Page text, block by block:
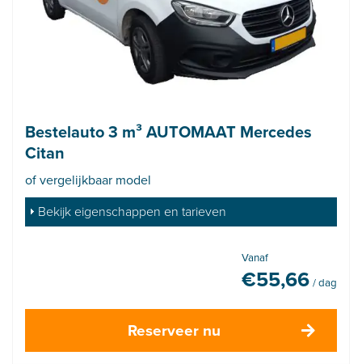
Bestelauto 3 m³ AUTOMAAT Mercedes
Citan
of vergelijkbaar model
Bekijk eigenschappen en tarieven
Vanaf
€55,66 / dag
Reserveer nu